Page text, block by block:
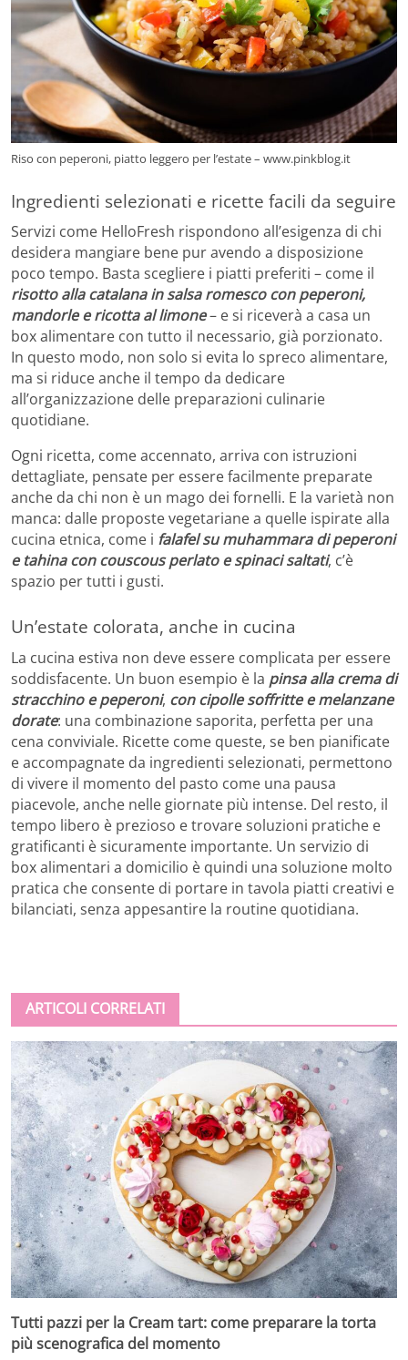
Riso con peperoni, piatto leggero per l’estate – www.pinkblog.it
Ingredienti selezionati e ricette facili da seguire
Servizi come HelloFresh rispondono all’esigenza di chi
desidera mangiare bene pur avendo a disposizione
poco tempo. Basta scegliere i piatti preferiti – come il
risotto alla catalana in salsa romesco con peperoni,
mandorle e ricotta al limone– e si riceverà a casa un
box alimentare con tutto il necessario, già porzionato.
In questo modo, non solo si evita lo spreco alimentare,
ma si riduce anche il tempo da dedicare
all’organizzazione delle preparazioni culinarie
quotidiane.
Ogni ricetta, come accennato, arriva con istruzioni
dettagliate, pensate per essere facilmente preparate
anche da chi non è un mago dei fornelli. E la varietà non
manca: dalle proposte vegetariane a quelle ispirate alla
cucina etnica, come i falafel su muhammara di peperoni
e tahina con couscous perlato e spinaci saltati, c’è
spazio per tutti i gusti.
Un’estate colorata, anche in cucina
La cucina estiva non deve essere complicata per essere
soddisfacente. Un buon esempio è la pinsa alla crema di
stracchino e peperoni, con cipolle soffritte e melanzane
dorate: una combinazione saporita, perfetta per una
cena conviviale. Ricette come queste, se ben pianificate
e accompagnate da ingredienti selezionati, permettono
di vivere il momento del pasto come una pausa
piacevole, anche nelle giornate più intense. Del resto, il
tempo libero è prezioso e trovare soluzioni pratiche e
gratificanti è sicuramente importante. Un servizio di
box alimentari a domicilio è quindi una soluzione molto
pratica che consente di portare in tavola piatti creativi e
bilanciati, senza appesantire la routine quotidiana.
ARTICOLI CORRELATI
Tutti pazzi per la Cream tart: come preparare la torta
più scenografica del momento